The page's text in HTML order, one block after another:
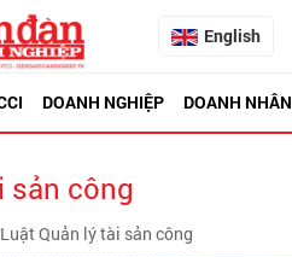
English
DOANH NGHIỆP DOANH NHÂN
sản công
Quản lý tài sản công